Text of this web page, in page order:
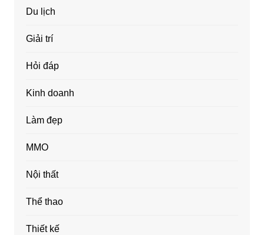
Du lịch
Giải trí
Hỏi đáp
Kinh doanh
Làm đẹp
MMO
Nội thất
Thể thao
Thiết kế